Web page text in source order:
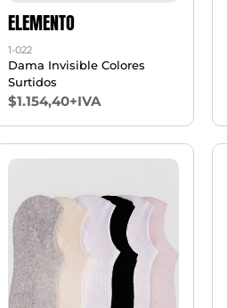
ELEMENTO
1-022
Dama Invisible Colores
Surtidos
$1.154,40+IVA